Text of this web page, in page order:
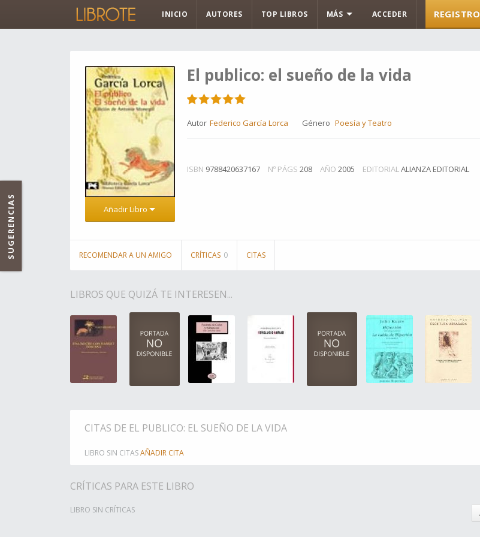
INICIO AUTORES TOP LIBROS MÁS ACCEDER REGISTRO
Añadir Libro
El publico: el sueño de la vida
Autor Federico García Lorca Género Poesía y Teatro
ISBN 9788420637167 Nº PÁGS 208 AÑO 2005 EDITORIALALIANZA EDITORIAL
RECOMENDAR A UN AMIGO CRÍTICAS 0 CITAS
LIBROS QUE QUIZÁ TE INTERESEN...
CITAS DE EL PUBLICO: EL SUEÑO DE LA VIDA
LIBRO SIN CITASAÑADIR CITA
CRÍTICAS PARA ESTE LIBRO
LIBRO SIN CRÍTICAS
SUGERENCIAS